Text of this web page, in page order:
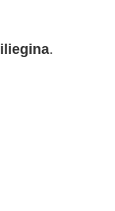
.